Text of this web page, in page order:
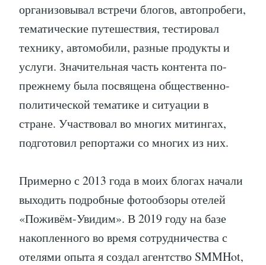
организовывал встречи блогов, автопробеги,
тематические путешествия, тестировал
технику, автомобили, разные продукты и
услуги. Значительная часть контента по-
прежнему была посвящена общественно-
политической тематике и ситуации в
стране. Участвовал во многих митингах,
подготовил репортажи со многих из них.
Примерно с 2013 года в моих блогах начали
выходить подробные фотообзоры отелей
«Поживём-Увидим». В 2019 году на базе
накопленного во время сотрудничества с
отелями опыта я создал агентство SMMHot,